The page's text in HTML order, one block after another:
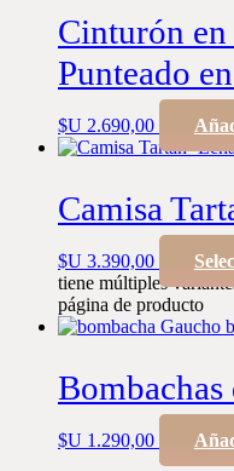
Cinturón
Punteado
$U 2.690,00
Camisa
$U 3.390,00
tiene múltiples
página de producto
Bombachas
$U 1.290,00